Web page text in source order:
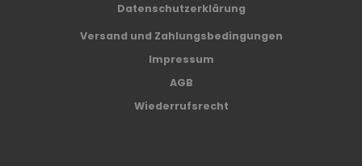
Datenschutzerklärung
Versand und Zahlungsbedingungen
Impressum
AGB
Wiederrufsrecht